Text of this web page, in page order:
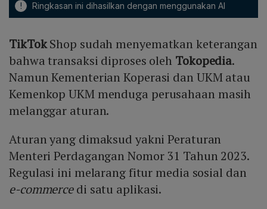
! Ringkasan ini dihasilkan dengan menggunakan AI
TikTokShop sudah menyematkan keterangan
bahwa transaksi diproses oleh Tokopedia.
Namun Kementerian Koperasi dan UKM atau
Kemenkop UKM menduga perusahaan masih
melanggar aturan.
Aturan yang dimaksud yakni Peraturan
Menteri Perdagangan Nomor 31 Tahun 2023.
Regulasi ini melarang fitur media sosial dan
e-commercedi satu aplikasi.